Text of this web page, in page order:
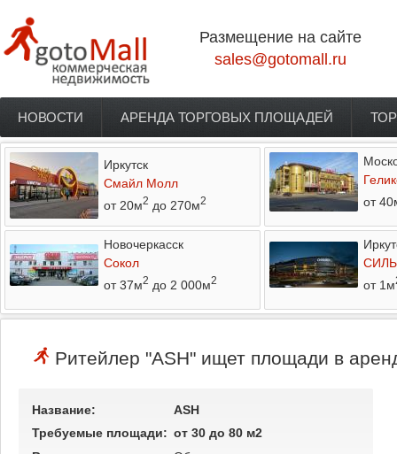
Размещение на сайте
sales@gotomall.ru
Главное меню
НОВОСТИ АРЕНДА ТОРГОВЫХ ПЛОЩАДЕЙ
Иркутск
Смайл Молл
от 20м2 до 270м2
от
Новочеркасск
Сокол
от 37м2 до 2 000м2
от 1м
Ритейлер "ASH" ищет площади в
Название:
ASH
Требуемые площади: от 30 до 80 м2